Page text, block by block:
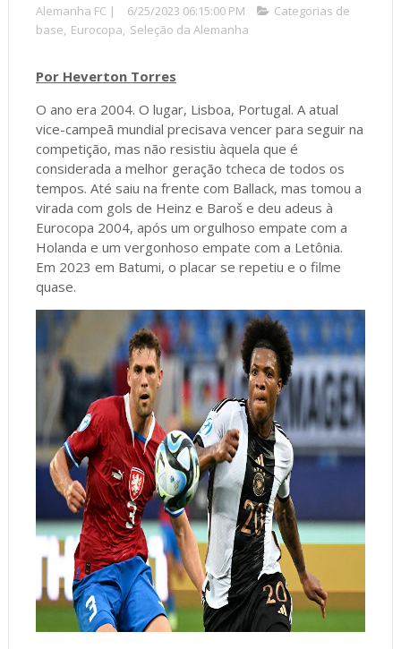
Alemanha FC | 6/25/2023 06:15:00 PM
Categorias de
base, Eurocopa, Seleção da Alemanha
Por Heverton Torres
O ano era 2004. O lugar, Lisboa, Portugal. A atual
vice-campeã mundial precisava vencer para seguir na
competição, mas não resistiu àquela que é
considerada a melhor geração tcheca de todos os
tempos. Até saiu na frente com Ballack, mas tomou a
virada com gols de Heinz e Baroš e deu adeus à
Eurocopa 2004, após um orgulhoso empate com a
Holanda e um vergonhoso empate com a Letônia.
Em 2023 em Batumi, o placar se repetiu e o filme
quase.